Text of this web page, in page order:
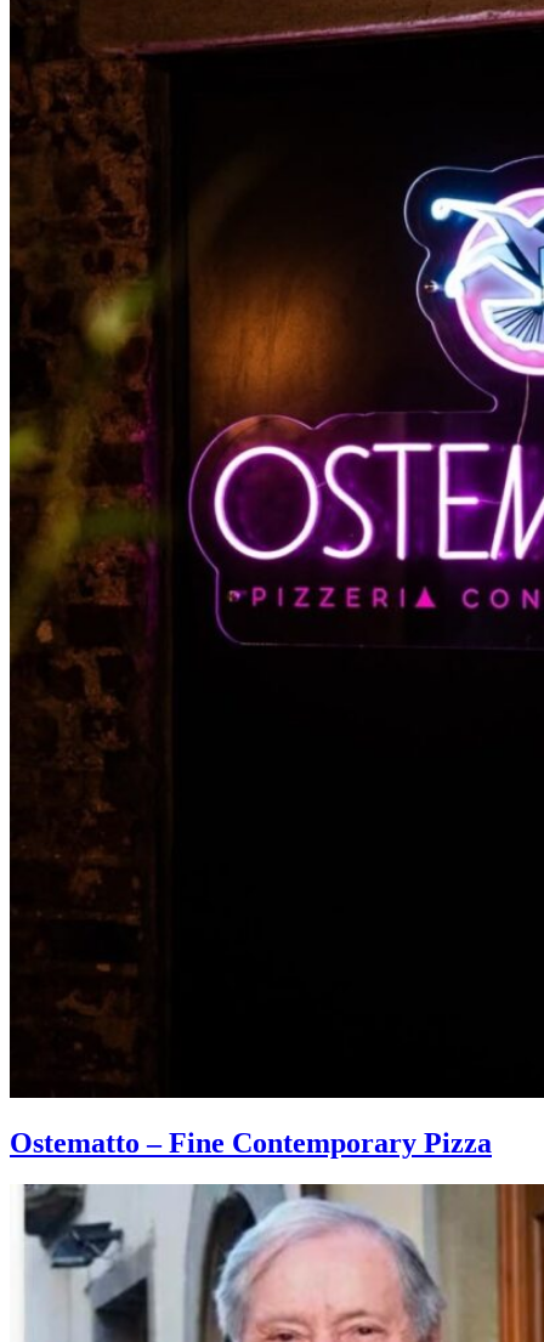
Ostematto – Fine Contemporary Pizza